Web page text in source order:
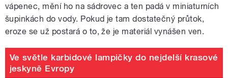
vápenec, mění ho na sádrovec a ten padá v miniaturních
šupinkách do vody. Pokud je tam dostatečný průtok,
eroze se už postará o to, že je materiál vynášen ven.
Ve světle karbidové lampičky do nejdelší krasové
jeskyně Evropy